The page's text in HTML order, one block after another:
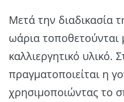
Μετά την διαδικασία
ωάρια τοποθετούνται
καλλιεργητικό υλικό.
πραγματοποιείται η
χρησιμοποιώντας το